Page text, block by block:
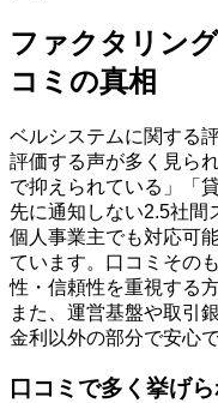
ファクタリン
コミの真相
ベルシステムに関する
評価する声が多く見ら
で抑えられている」「
先に通知しない2.5社間
個人事業主でも対応可
ています。口コミその
性・信頼性を重視する
また、運営基盤や取引
金利以外の部分で安心
口コミで多く挙げ